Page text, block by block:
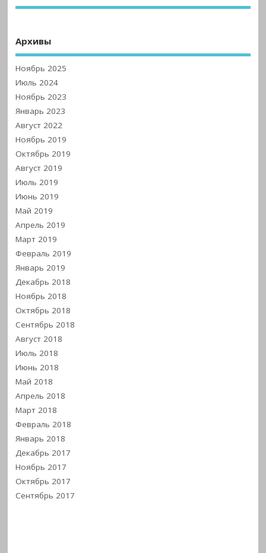
Архивы
Ноябрь 2025
Июль 2024
Ноябрь 2023
Январь 2023
Август 2022
Ноябрь 2019
Октябрь 2019
Август 2019
Июль 2019
Июнь 2019
Май 2019
Апрель 2019
Март 2019
Февраль 2019
Январь 2019
Декабрь 2018
Ноябрь 2018
Октябрь 2018
Сентябрь 2018
Август 2018
Июль 2018
Июнь 2018
Май 2018
Апрель 2018
Март 2018
Февраль 2018
Январь 2018
Декабрь 2017
Ноябрь 2017
Октябрь 2017
Сентябрь 2017